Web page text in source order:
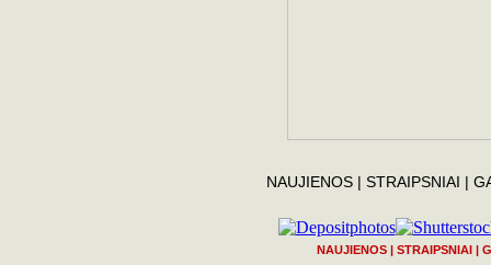
NAUJIENOS | STRAIPSNIAI |
NAUJIENOS | STRAIPSNIAI |